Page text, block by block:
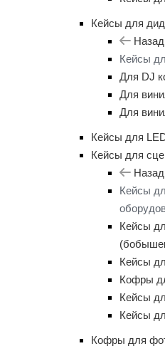
Кейсы для
Назад
Кейсы
Для DJ
Для
Для
Кейсы для
Кейсы для
Назад
Кейсы
Кейсы
Кейсы
Кофры
Кейсы
Кейсы
Кофры для